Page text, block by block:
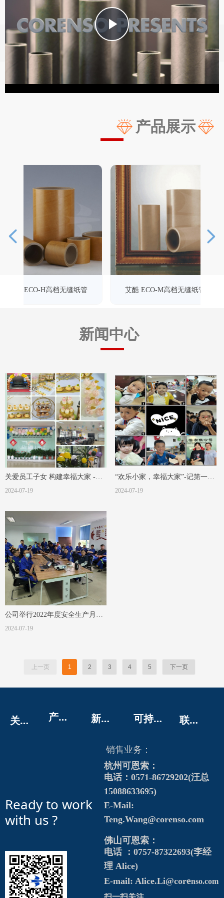
产品展示
无缝纸管 艾酷 ECO-M高档无缝纸管
넳 넲
Play
Video
关爱员工子女 构建幸福大家 -记
第二届职工亲子联欢会
2024-07-19
“欢乐小家，幸福大家”-记第一届
职工亲子活动
2024-07-19
公司举行2022年度安全生产月培
训活动
2024-07-19
上一页 1 2 3 4 5 下一页
新闻中心
产
品展示 新
闻中心 可
持续发展 联
系我们
杭州可恩索：
电话：0571-86729202(汪总
15088633695)
E-Mail:
Teng.Wang@corenso.com
佛山可恩索：
电话 ：0757-87322693(李经
理 Alice)
E-mail: Alice.Li@corenso.com
关
于我们
Ready to work
with us ?
销售业务：